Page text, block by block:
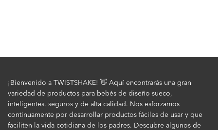
¡Bienvenido a TWISTSHAKE! 👋 Aquí encontrarás una gran
variedad de productos para bebés de diseño sueco,
inteligentes, seguros y de alta calidad. Nos esforzamos
continuamente por desarrollar productos fáciles de usar y que
faciliten la vida cotidiana de los padres. Descubre algunos de